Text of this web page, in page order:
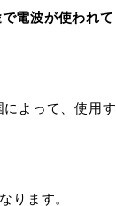
電波が使われて
によって、使用す
ります。